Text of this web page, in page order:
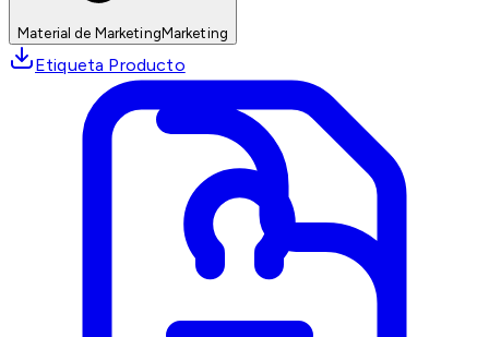
Material de MarketingMarketing
Etiqueta Producto